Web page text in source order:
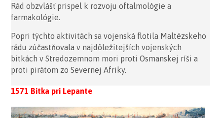
Rád obzvlášť prispel k rozvoju oftalmológie a
farmakológie.
Popri týchto aktivitách sa vojenská flotila Maltézskeho
rádu zúčastňovala v najdôležitejších vojenských
bitkách v Stredozemnom mori proti Osmanskej ríši a
proti pirátom zo Severnej Afriky.
1571 Bitka pri Lepante